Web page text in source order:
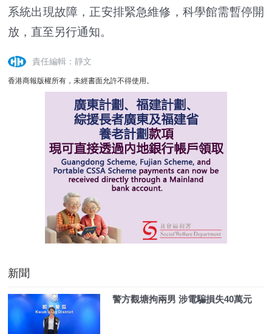
系統出現故障，正安排緊急維修，科學館需暫停開
放，直至另行通知。
責任編輯：靜文
香港商報版權所有，未經書面允許不得使用。
新聞
警方觀塘拘兩男 涉電騙損失40萬元